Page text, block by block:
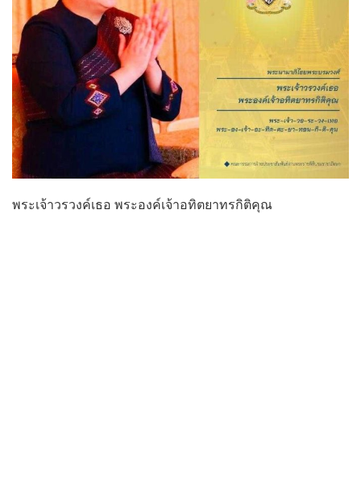
พระเจ้าวรวงค์เธอ พระองค์เจ้าอทิตยาทรกิติคุณ